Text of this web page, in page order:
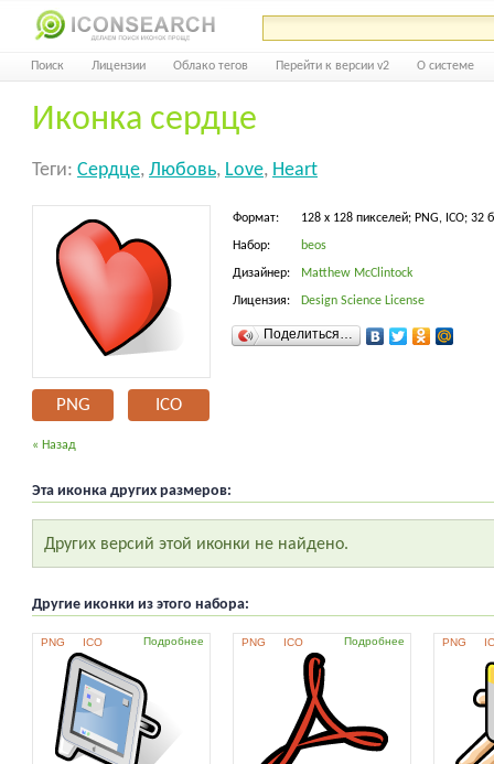
Поиск Лицензии Облако тегов Перейти к версии v2 О системе
Иконка сердце
Теги: Сердце, Любовь, Love, Heart
PNG ICO
Формат: 128 x 128 пикселей; PNG, ICO; 32
Набор: beos
Дизайнер: Matthew McClintock
Лицензия: Design Science License
Поделиться…
« Назад
Эта иконка других размеров:
Других версий этой иконки не найдено.
Другие иконки из этого набора:
PNG ICO Подробнее PNG ICO Подробнее PNG